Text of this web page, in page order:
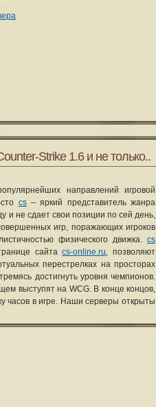
Strike 1.6 и не только..
направлений игровой
cs– яркий представитель жанра
и не сдает свои позиции по сей день,
игр, поражающих игроков
физического движка. cs
сайтаcs-online.ru, позволяют
перестрелках на просторах
достигнуть уровня чемпионов.
выступят на WCG. В конце концов,
часов в игре. Наши серверы открыты